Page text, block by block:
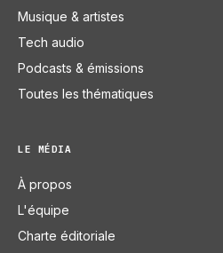
Musique & artistes
Tech audio
Podcasts & émissions
Toutes les thématiques
LE MÉDIA
À propos
L'équipe
Charte éditoriale